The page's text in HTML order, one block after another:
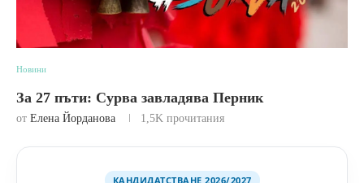
Новини
За 27 пъти: Сурва завладява Перник
от Елена Йорданова 1,5K прочитания
КАНДИДАТСТВАНЕ 2026/2027